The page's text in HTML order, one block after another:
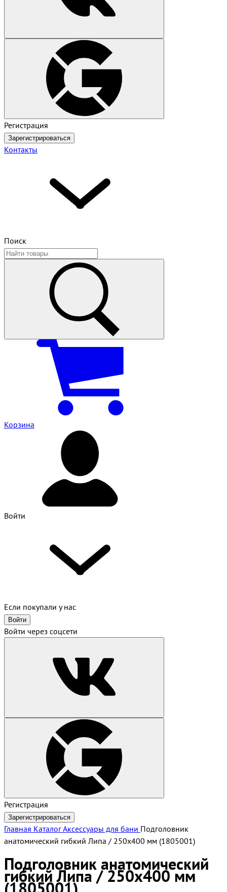
Регистрация
Зарегистрироваться
Контакты
Поиск
Корзина
Войти
Если покупали у нас
Войти
Войти через соцсети
Регистрация
Зарегистрироваться
Главная КаталогАксессуары для бани Подголовник
анатомический гибкий Липа / 250х400 мм (1805001)
Подголовник анатомический
гибкий Липа / 250х400 мм